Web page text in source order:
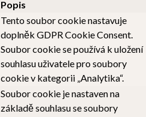
Popis
Tento soubor cookie nastavuje
doplněk GDPR Cookie Consent.
Soubor cookie se používá k uložení
souhlasu uživatele pro soubory
cookie v kategorii „Analytika“.
Soubor cookie je nastaven na
základě souhlasu se soubory